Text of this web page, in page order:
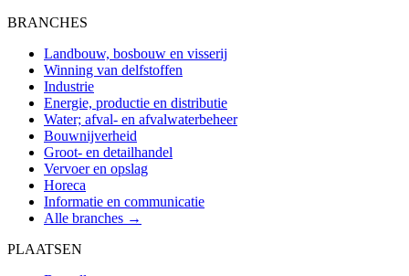
BRANCHES
Landbouw, bosbouw en visserij
Winning van delfstoffen
Industrie
Energie, productie en distributie
Water; afval- en afvalwaterbeheer
Bouwnijverheid
Groot- en detailhandel
Vervoer en opslag
Horeca
Informatie en communicatie
Alle branches →
PLAATSEN